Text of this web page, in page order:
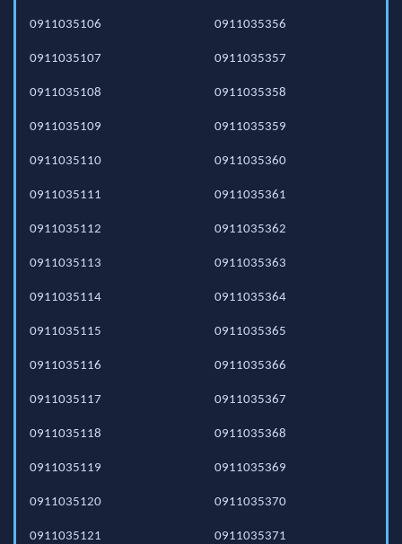
0911035106
0911035107
0911035108
0911035109
0911035110
0911035111
0911035112
0911035113
0911035114
0911035115
0911035116
0911035117
0911035118
0911035119
0911035120
0911035121
0911035356
0911035357
0911035358
0911035359
0911035360
0911035361
0911035362
0911035363
0911035364
0911035365
0911035366
0911035367
0911035368
0911035369
0911035370
0911035371